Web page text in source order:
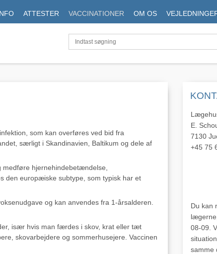
ATTESTER VACCINATIONER OM OS
som kan overføres ved bid fra
særligt i Skandinavien, Baltikum og dele af
hjernehindebetændelse,
den europæiske subtype, som typisk har et
og kan anvendes fra 1-årsalderen.
især hvis man færdes i skov, krat eller tæt
skovarbejdere og sommerhusejere. Vaccinen
E.
7130
+45 75
Du kan
08-09.
samme